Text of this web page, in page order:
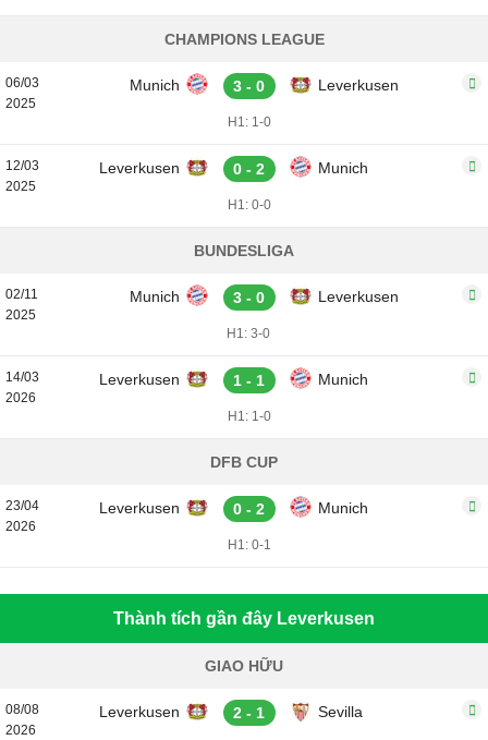
CHAMPIONS LEAGUE
06/03
2025
Munich 3 - 0 Leverkusen
H1: 1-0
12/03
2025
Leverkusen 0 - 2 Munich
H1: 0-0
BUNDESLIGA
02/11
2025
Munich 3 - 0 Leverkusen
H1: 3-0
14/03
2026
Leverkusen 1 - 1 Munich
H1: 1-0
DFB CUP
23/04
2026
Leverkusen 0 - 2 Munich
H1: 0-1
Thành tích gần đây Leverkusen
GIAO HỮU
08/08
2026
Leverkusen 2 - 1 Sevilla